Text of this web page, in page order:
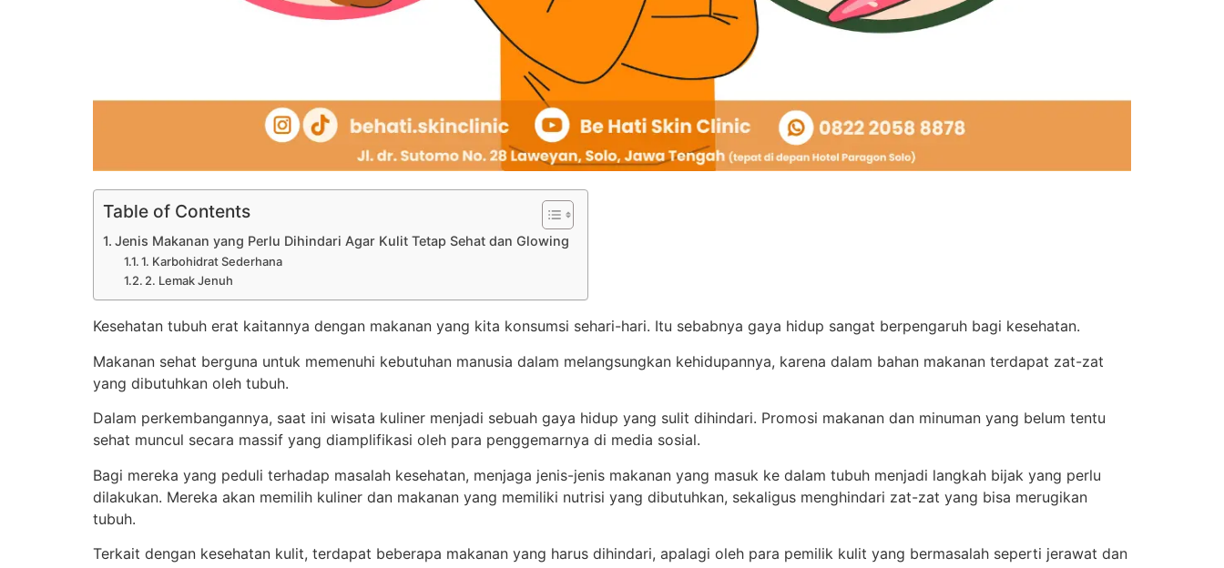
Table of Contents
Jenis Makanan yang Perlu Dihindari Agar Kulit Tetap Sehat dan Glowing
1. Karbohidrat Sederhana
2. Lemak Jenuh
Kesehatan tubuh erat kaitannya dengan makanan yang kita konsumsi sehari-hari. Itu sebabnya gaya hidup sangat berpengaruh bagi kesehatan.
Makanan sehat berguna untuk memenuhi kebutuhan manusia dalam melangsungkan kehidupannya, karena dalam bahan makanan terdapat zat-zat
yang dibutuhkan oleh tubuh.
Dalam perkembangannya, saat ini wisata kuliner menjadi sebuah gaya hidup yang sulit dihindari. Promosi makanan dan minuman yang belum tentu
sehat muncul secara massif yang diamplifikasi oleh para penggemarnya di media sosial.
Bagi mereka yang peduli terhadap masalah kesehatan, menjaga jenis-jenis makanan yang masuk ke dalam tubuh menjadi langkah bijak yang perlu
dilakukan. Mereka akan memilih kuliner dan makanan yang memiliki nutrisi yang dibutuhkan, sekaligus menghindari zat-zat yang bisa merugikan
tubuh.
Terkait dengan kesehatan kulit, terdapat beberapa makanan yang harus dihindari, apalagi oleh para pemilik kulit yang bermasalah seperti jerawat dan